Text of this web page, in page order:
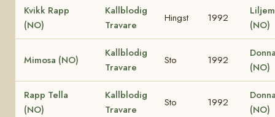
Kvikk Rapp
(NO)
Kallblodig
Travare
Hingst 1992
(NO)
Mimosa (NO)
Kallblodig
Travare
Sto 1992
(NO)
Rapp Tella
(NO)
Kallblodig
Travare
Sto 1992
(NO)